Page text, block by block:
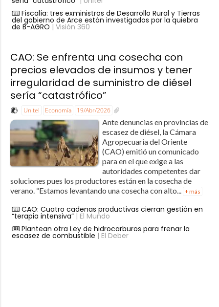
Fiscalía: tres exministros de Desarrollo Rural y Tierras
del gobierno de Arce están investigados por la quiebra
de B-AGRO | Visión 360
CAO: Se enfrenta una cosecha con
precios elevados de insumos y tener
irregularidad de suministro de diésel
sería “catastrófico”
Unitel Economía 19/Abr/2026
Ante denuncias en provincias de
escasez de diésel, la Cámara
Agropecuaria del Oriente
(CAO) emitió un comunicado
para en el que exige a las
autoridades competentes dar
soluciones pues los productores están en la cosecha de
verano. “Estamos levantando una cosecha con alto... + más
CAO: Cuatro cadenas productivas cierran gestión en
“terapia intensiva”| El Mundo
Plantean otra Ley de hidrocarburos para frenar la
escasez de combustible | El Deber